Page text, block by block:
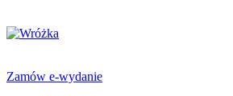
Zamów e-wydanie